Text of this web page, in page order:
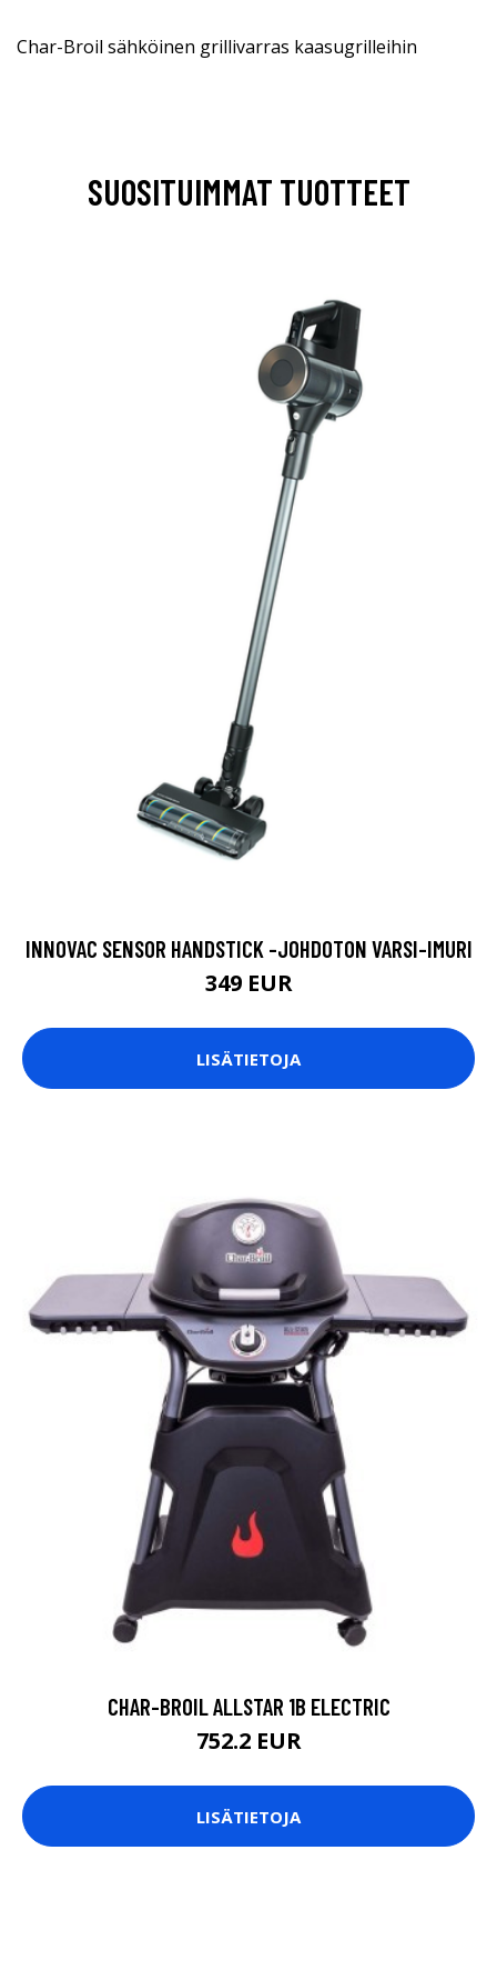
Char-Broil sähköinen grillivarras kaasugrilleihin
SUOSITUIMMAT TUOTTEET
INNOVAC SENSOR HANDSTICK -JOHDOTON VARSI-IMURI
349 EUR
LISÄTIETOJA
CHAR-BROIL ALLSTAR 1B ELECTRIC
752.2 EUR
LISÄTIETOJA